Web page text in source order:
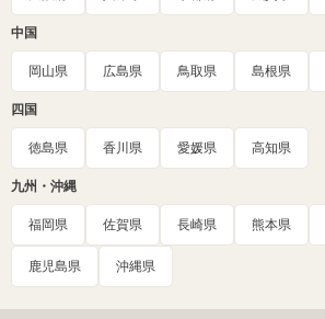
中国
岡山県 広島県 鳥取県 島根県
四国
徳島県 香川県 愛媛県 高知県
九州・沖縄
福岡県 佐賀県 長崎県 熊本県
鹿児島県 沖縄県